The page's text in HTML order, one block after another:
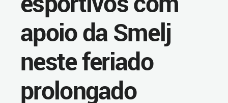
apoio da Smelj
neste feriado
prolongado